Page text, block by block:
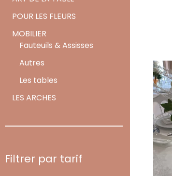
POUR LES FLEURS
MOBILIER
Fauteuils & Assisses
Autres
Les tables
LES ARCHES
Filtrer par tarif